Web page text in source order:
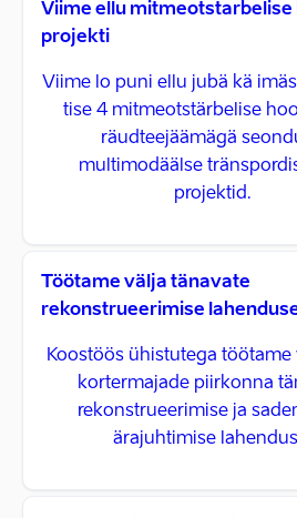
Viime ellu mitmeotstarbelise
projekti
Viime lo puni ellu jubä kä
tise 4 mitmeotstärbelise
räudteejäämägä
multimodäälse
projektid.
Töötame välja tänavate
rekonstrueerimise
Koostöös ühistutega töötame
kortermajade piirkonna
rekonstrueerimise ja
ärajuhtimise